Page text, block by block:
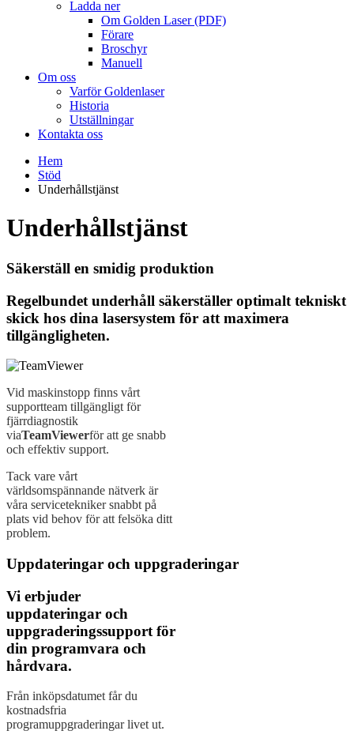
Ladda ner
Om Golden Laser (PDF)
Förare
Broschyr
Manuell
Om oss
Varför Goldenlaser
Historia
Utställningar
Kontakta oss
Hem
Stöd
Underhållstjänst
Underhållstjänst
Säkerställ en smidig produktion
Regelbundet underhåll säkerställer optimalt tekniskt
skick hos dina lasersystem för att maximera
tillgängligheten.
Vid maskinstopp finns vårt
supportteam tillgängligt för
fjärrdiagnostik
viaTeamViewerför att ge snabb
och effektiv support.
Tack vare vårt
världsomspännande nätverk är
våra servicetekniker snabbt på
plats vid behov för att felsöka ditt
problem.
Uppdateringar och uppgraderingar
Vi erbjuder
uppdateringar och
uppgraderingssupport för
din programvara och
hårdvara.
Från inköpsdatumet får du
kostnadsfria
programuppgraderingar livet ut.